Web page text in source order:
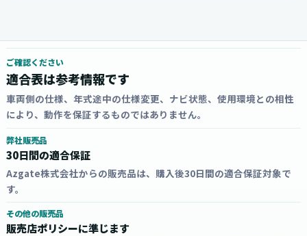
ご確認ください
適合表は参考情報です
車両側の仕様、年式途中の仕様変更、ナビ状態、使用環境との相性
により、動作を保証するものではありません。
弊社販売品
30日間の適合保証
Azgate株式会社からの販売品は、購入後30日間の適合保証対象で
す。
その他の販売品
販売店ポリシーに準じます